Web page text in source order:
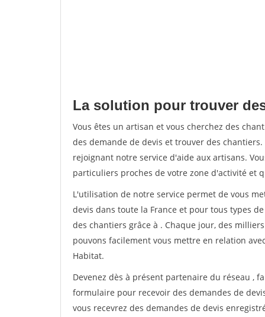
La solution pour trouver
Vous êtes un artisan et vous cherchez des
des demande de devis et trouver des
rejoignant notre service d'aide aux artisans.
particuliers proches de votre zone d'activité et
L'utilisation de notre service permet de vous
devis dans toute la France et pour tous types
des chantiers grâce à . Chaque jour, des
pouvons facilement vous mettre en relation
Habitat.
Devenez dès à présent partenaire du réseau ,
formulaire pour recevoir des demandes de
vous recevrez des demandes de devis